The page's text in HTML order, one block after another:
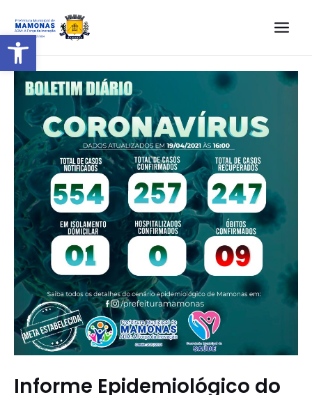
Barra de Ferramentas Aberta
Informe Epidemiológico do